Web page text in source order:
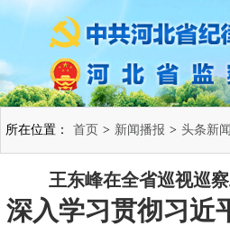
所在位置： 首页 > 新闻播报 > 头条新闻
王东峰在全省巡视巡
深入学习贯彻习近